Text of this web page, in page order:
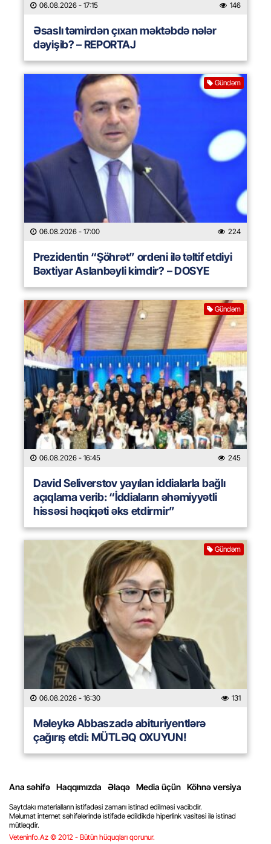
06.08.2026 - 17:15 146
Əsaslı təmirdən çıxan məktəbdə nələr
dəyişib? – REPORTAJ
Gündəm
06.08.2026 - 17:00 224
Prezidentin “Şöhrət” ordeni ilə təltif etdiyi
Bəxtiyar Aslanbəyli kimdir? – DOSYE
Gündəm
06.08.2026 - 16:45 245
David Seliverstov yayılan iddialarla bağlı
açıqlama verib: “İddiaların əhəmiyyətli
hissəsi həqiqəti əks etdirmir”
Gündəm
06.08.2026 - 16:30 131
Məleykə Abbaszadə abituriyentlərə
çağırış etdi: MÜTLƏQ OXUYUN!
Ana səhifə Haqqımızda Əlaqə Media üçün Köhnə versiya
Saytdakı materialların istifadəsi zamanı istinad edilməsi vacibdir.
Məlumat internet səhifələrində istifadə edildikdə hiperlink vasitəsi ilə istinad
mütləqdir.
Veteninfo.Az © 2012 - Bütün hüquqları qorunur.